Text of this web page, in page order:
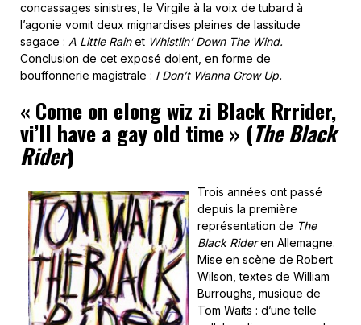
concassages sinistres, le Virgile à la voix de tubard à
l’agonie vomit deux mignardises pleines de lassitude
sagace : A Little Rainet Whistlin’ Down The Wind.
Conclusion de cet exposé dolent, en forme de
bouffonnerie magistrale : I Don’t Wanna Grow Up.
« Come on elong wiz zi Black Rrrider,
vi’ll have a gay old time » (The Black
Rider)
Trois années ont passé
depuis la première
représentation de The
Black Rideren Allemagne.
Mise en scène de Robert
Wilson, textes de William
Burroughs, musique de
Tom Waits : d’une telle